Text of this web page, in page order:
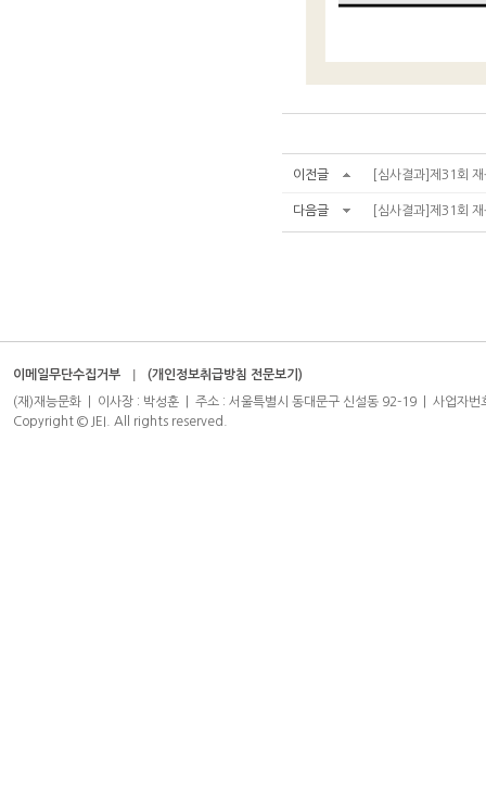
이전글 [심사결과]제31회
다음글 [심사결과]제31회
이메일무단수집거부 (개인정보취급방침 전문보기)
(재)재능문화 | 이사장 : 박성훈 | 주소 : 서울특별시 동대문구 신설동 92-19 | 사
Copyright © JEI. All rights reserved.